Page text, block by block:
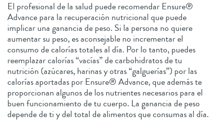
El profesional de la salud puede recomendar Ensure®
Advance para la recuperación nutricional que puede
implicar una ganancia de peso. Si la persona no quiere
aumentar su peso, es aconsejable no incrementar el
consumo de calorías totales al día. Por lo tanto, puedes
reemplazar calorías “vacías” de carbohidratos de tu
nutrición (azúcares, harinas y otras “galguerías”) por las
calorías aportadas por Ensure® Advance, que además te
proporcionan algunos de los nutrientes necesarios para el
buen funcionamiento de tu cuerpo. La ganancia de peso
depende de ti y del total de alimentos que consumas al día.